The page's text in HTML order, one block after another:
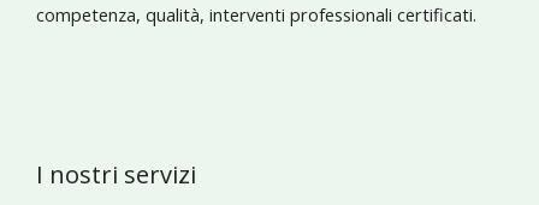
competenza, qualità, interventi professionali certificati.
I nostri servizi